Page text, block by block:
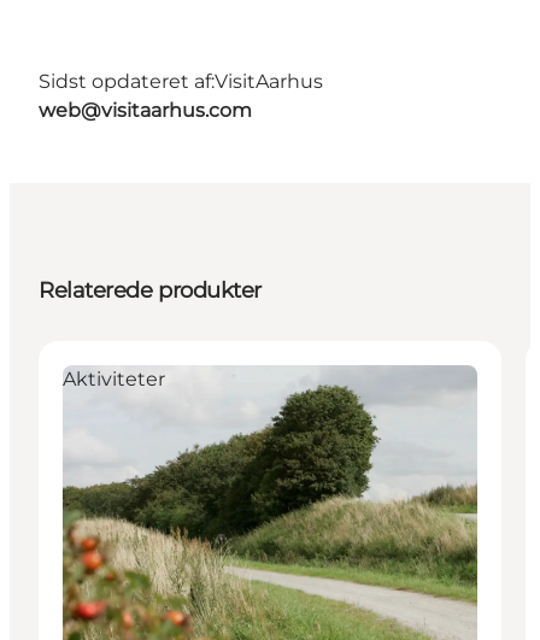
Sidst opdateret af:VisitAarhus
web@visitaarhus.com
Relaterede produkter
Aktiviteter